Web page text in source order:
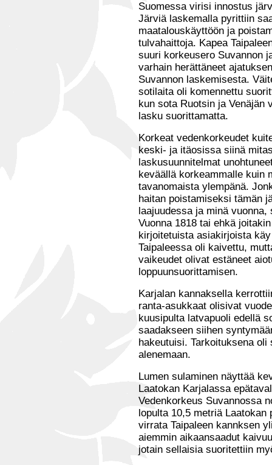
Suomessa virisi innostus
Järviä laskemalla pyrittiin
maatalouskäyttöön ja
tulvahaittoja. Kapea
suuri korkeusero Suvannon
varhain herättäneet
Suvannon laskemisesta.
sotilaita oli komennettu
kun sota Ruotsin ja Venäjän
lasku suorittamatta.
Korkeat vedenkorkeudet
keski- ja itäosissa siinä
laskusuunnitelmat
keväällä korkeammalle kuin
tavanomaista ylempänä.
haitan poistamiseksi tämän
laajuudessa ja minä
Vuonna 1818 tai ehkä
kirjoitetuista asiakirjoista
Taipaleessa oli kaivettu,
vaikeudet olivat estäneet
loppuunsuorittamisen.
Karjalan kannaksella
ranta-asukkaat olisivat
kuusipulta latvapuoli edellä
saadakseen siihen
hakeutuisi. Tarkoituksena oli
alenemaan.
Lumen sulaminen näyttää
Laatokan Karjalassa
Vedenkorkeus Suvannossa
lopulta 10,5 metriä Laatokan
virrata Taipaleen kannksen
aiemmin aikaansaadut
jotain sellaisia suoritettiin